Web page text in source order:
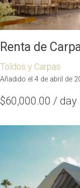
Renta de
Toldos y Carpas
Añadido el 4 de abril de
$60,000.00 / day